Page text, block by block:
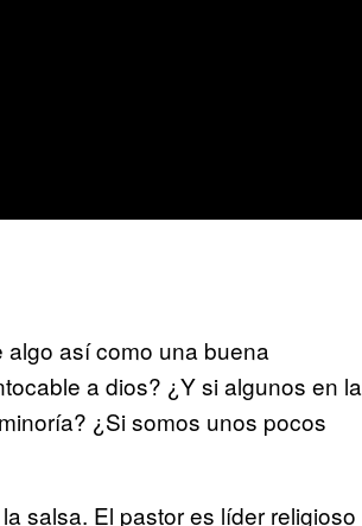
así como una buena
a dios? ¿Y si algunos en la
¿Si somos unos pocos
salsa. El pastor es líder religioso